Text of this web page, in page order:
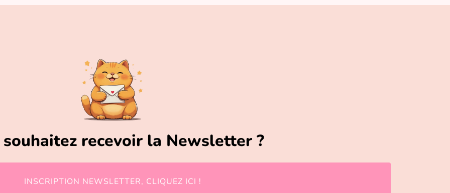
souhaitez recevoir la Newsletter ?
INSCRIPTION NEWSLETTER, CLIQUEZ ICI !